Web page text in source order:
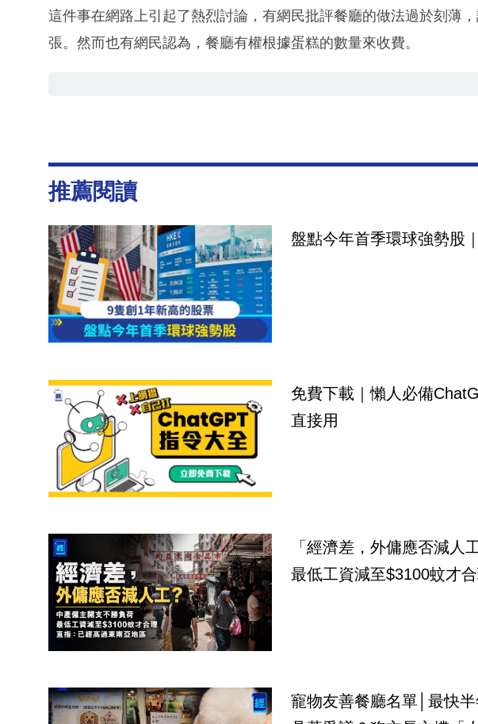
這件事在網路上引起了熱烈討論，有網民批評餐廳的做法過於刻薄
張。然而也有網民認為，餐廳有權根據蛋糕的數量來收費。
推薦閱讀
盤點今年首季環球強勢股
免費下載｜懶人必備
直接用
「經濟差，外傭應否減人
最低工資減至$3100蚊才
寵物友善餐廳名單│最快